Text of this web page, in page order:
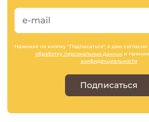
Нажимая на кнопку "Подписаться", я даю согласие
обработку персональных данныхи
конфиденциальности
Подписаться